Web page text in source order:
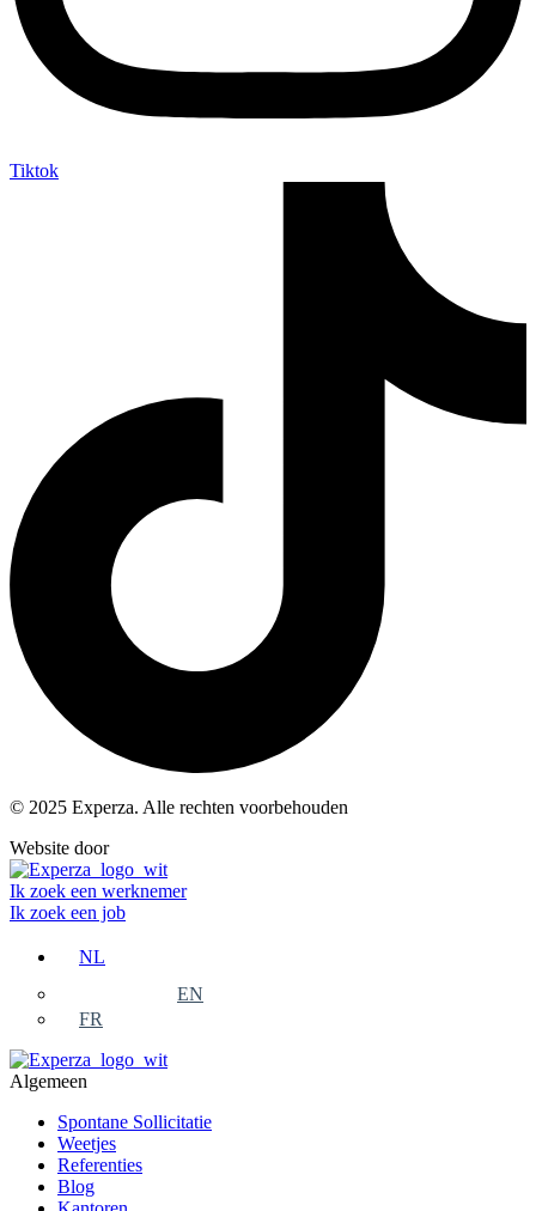
Tiktok
© 2025 Experza. Alle rechten voorbehouden
Website door
Ik zoek een werknemer
Ik zoek een job
NL
EN
FR
Algemeen
Spontane Sollicitatie
Weetjes
Referenties
Blog